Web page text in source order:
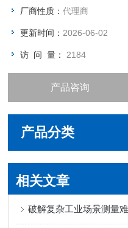
厂商性质：代理商
更新时间： 2026-06-02
访 问 量： 2184
产品咨询
产品分类
相关文章